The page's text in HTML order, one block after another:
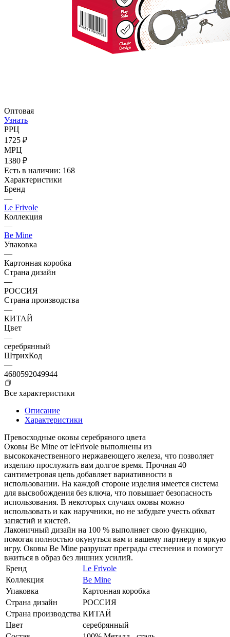
Оптовая
Узнать
РРЦ
1725 ₽
МРЦ
1380 ₽
Есть в наличии: 168
Характеристики
Бренд
—
Le Frivole
Коллекция
—
Be Mine
Упаковка
—
Картонная коробка
Страна дизайн
—
РОССИЯ
Страна производства
—
КИТАЙ
Цвет
—
серебрянный
ШтрихКод
—
4680592049944
Все характеристики
Описание
Характеристики
Превосходные оковы серебряного цвета
Оковы Be Mine от leFrivole выполнены из
высококачественного нержавеющего железа, что позволяет
изделию прослужить вам долгое время. Прочная 40
сантиметровая цепь добавляет вариативности в
использовании. На каждой стороне изделия имеется система
для высвобождения без ключа, что повышает безопасность
использования. В некоторых случаях оковы можно
использовать и как наручники, но не забудьте учесть обхват
запястий и кистей.
Лаконичный дизайн на 100 % выполняет свою функцию,
помогая полностью окунуться вам и вашему партнеру в яркую
игру. Оковы Be Mine разрушат преграды стеснения и помогут
вжиться в образ без лишних усилий.
Бренд
Le Frivole
Коллекция
Be Mine
Упаковка
Картонная коробка
Страна дизайн
РОССИЯ
Страна производства КИТАЙ
Цвет
серебрянный